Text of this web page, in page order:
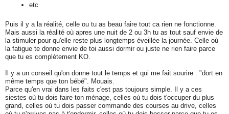
etc
Puis il y a la réalité, celle ou tu as beau faire tout ca rien ne fonctionne.
Mais aussi la réalité où apres une nuit de 2 ou 3h tu as tout sauf envie de
la stimuler pour qu'elle reste plus longtemps éveillée la journée. Celle où
la fatigue te donne envie de toi aussi dormir ou juste ne rien faire parce
que tu es complètement KO.
Il y a un conseil qu'on donne tout le temps et qui me fait sourire : "dort en
même temps que ton bébé". Mouais.
Parce qu'en vrai dans les faits c'est pas toujours simple. Il y a ces
siestes où tu dois faire ton ménage, celles où tu dois t'occuper du plus
grand, celles où tu dois passer commande des courses au drive, celles